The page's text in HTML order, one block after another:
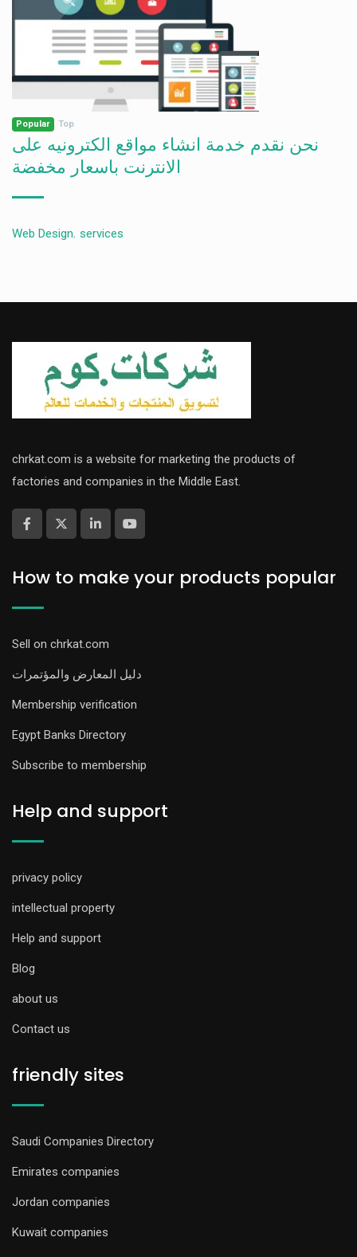
Popular Top
نحن نقدم خدمة انشاء مواقع الكترونيه على
الانترنت باسعار مخفضة
Web Design, services
chrkat.com is a website for marketing the products of
factories and companies in the Middle East.
How to make your products popular
Sell on chrkat.com
دليل المعارض والمؤتمرات
Membership verification
Egypt Banks Directory
Subscribe to membership
Help and support
privacy policy
intellectual property
Help and support
Blog
about us
Contact us
friendly sites
Saudi Companies Directory
Emirates companies
Jordan companies
Kuwait companies